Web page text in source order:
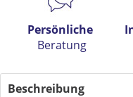
Persönliche
Beratung
Beschreibung